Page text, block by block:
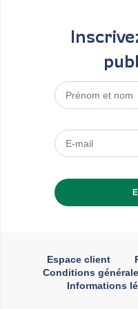
Espace client
Conditions
Informations